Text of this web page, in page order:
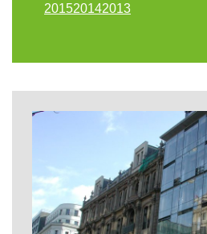
201520142013